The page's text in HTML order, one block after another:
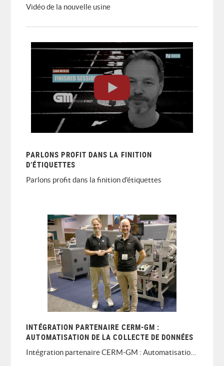
Vidéo de la nouvelle usine
PARLONS PROFIT DANS LA FINITION
D’ÉTIQUETTES
Parlons profit dans la finition d'étiquettes
INTÉGRATION PARTENAIRE CERM-GM :
AUTOMATISATION DE LA COLLECTE DE DONNÉES